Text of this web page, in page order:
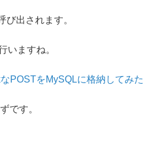
出されます。
いますね。
POSTをMySQLに格納してみた
です。